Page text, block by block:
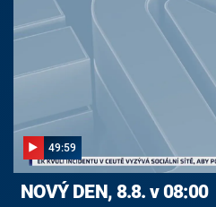
49:59
NOVÝ DEN, 8.8. v 08:00